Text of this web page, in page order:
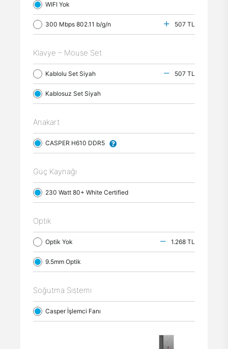
WIFI Yok
300 Mbps 802.11 b/g/n 507 TL
Klavye – Mouse Set
Kablolu Set Siyah 507 TL
Kablosuz Set Siyah
Anakart
CASPER H610 DDR5
Güç Kaynağı
230 Watt 80+ White Certified
Optik
Optik Yok 1.268 TL
9.5mm Optik
Soğutma Sistemi
Casper İşlemci Fanı